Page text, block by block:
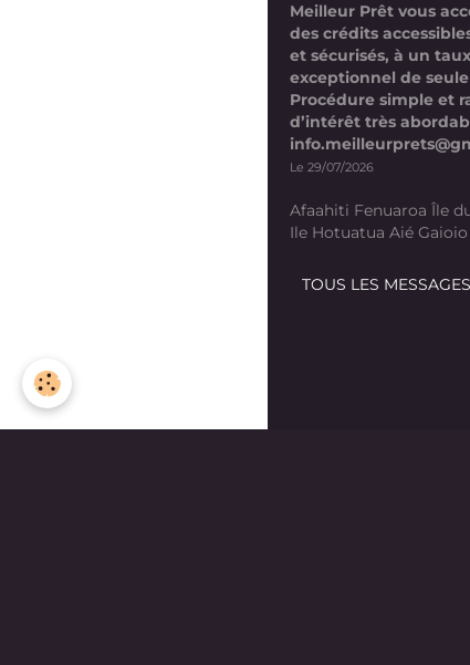
Meilleur Prêt vous
des crédits
et sécurisés, à un
exceptionnel de
Procédure simple et
d’intérêt très
Le 29/07/2026
Afaahiti Fenuaroa Île
Ile Hotuatua Aié Gaioio
TOUS LES MESSAGES